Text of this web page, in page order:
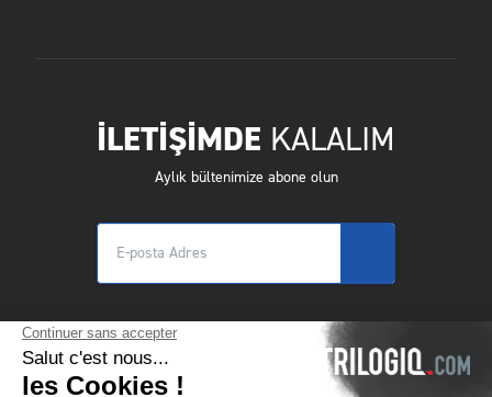
İLETİŞİMDE KALALIM
Aylık bültenimize abone olun